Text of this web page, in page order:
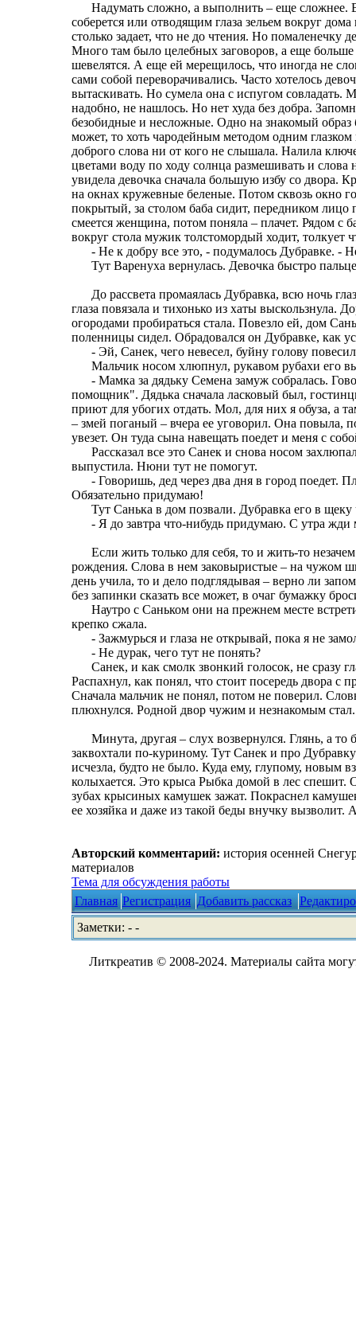
Надумать сложно, а выполнить – еще сложнее.
соберется или отводящим глаза зельем вокруг
столько задает, что не до чтения. Но
Много там было целебных заговоров, а еще
шевелятся. А еще ей мерещилось, что иногда не
сами собой переворачивались. Часто хотелось
вытаскивать. Но сумела она с испугом совладать.
надобно, не нашлось. Но нет худа без добра.
безобидные и несложные. Одно на знакомый образ
может, то хоть чародейным методом одним
доброго слова ни от кого не слышала. Налила
цветами воду по ходу солнца размешивать и
увидела девочка сначала большую избу со двора.
на окнах кружевные беленые. Потом сквозь окно
покрытый, за столом баба сидит, передником лицо
смеется женщина, потом поняла – плачет. Рядом с
вокруг стола мужик толстомордый ходит, толкует
- Не к добру все это, - подумалось Дубравке. -
Тут Варенуха вернулась. Девочка быстро
До рассвета промаялась Дубравка, всю ночь
глаза повязала и тихонько из хаты выскользнула.
огородами пробираться стала. Повезло ей, дом
поленницы сидел. Обрадовался он Дубравке, как
- Эй, Санек, чего невесел, буйну голову
Мальчик носом хлюпнул, рукавом рубахи его
- Мамка за дядьку Семена замуж собралась.
помощник". Дядька сначала ласковый был,
приют для убогих отдать. Мол, для них я обуза, а
– змей поганый – вчера ее уговорил. Она повыла,
увезет. Он туда сына навещать поедет и меня с
Рассказал все это Санек и снова носом
выпустила. Нюни тут не помогут.
- Говоришь, дед через два дня в город поедет.
Обязательно придумаю!
Тут Санька в дом позвали. Дубравка его в
- Я до завтра что-нибудь придумаю. С утра
Если жить только для себя, то и жить-то
рождения. Слова в нем заковыристые – на чужом
день учила, то и дело подглядывая – верно ли
без запинки сказать все может, в очаг бумажку
Наутро с Саньком они на прежнем месте
крепко сжала.
- Зажмурься и глаза не открывай, пока я не
- Не дурак, чего тут не понять?
Санек, и как смолк звонкий голосок, не сразу
Распахнул, как понял, что стоит посередь двора
Сначала мальчик не понял, потом не поверил.
плюхнулся. Родной двор чужим и незнакомым
Минута, другая – слух возвернулся. Глянь, а
заквохтали по-куриному. Тут Санек и про
исчезла, будто не было. Куда ему, глупому, новым
колыхается. Это крыса Рыбка домой в лес спешит.
зубах крысиных камушек зажат. Покраснел
ее хозяйка и даже из такой беды внучку
Авторский комментарий: история осенней
материалов
Тема для обсуждения работы
Главная Регистрация Добавить рассказ
Заметки: - -
Литкреатив © 2008-2024. Материалы сайта